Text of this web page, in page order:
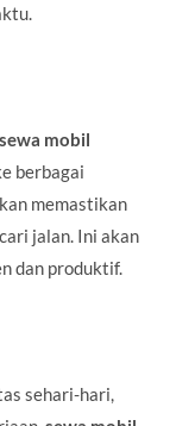
sewa mobil
berbagai
memastikan
jalan. Ini akan
dan produktif.
sehari-hari,